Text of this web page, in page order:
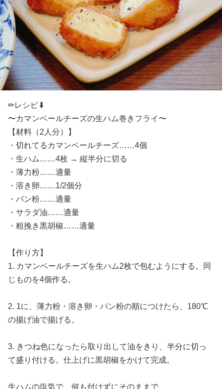
✏︎レシピ⬇︎
〜カマンベールチーズの生ハム巻きフライ〜
【材料（2人分）】
・切れてるカマンベールチーズ……4個
・生ハム……4枚 → 縦半分に切る
・薄力粉……適量
・溶き卵……1/2個分
・パン粉……適量
・サラダ油……適量
・粗挽き黒胡椒……適量
【作り方】
1. カマンベールチーズを生ハム2枚で包むようにする。同
じものを4個作る。
2. 1に、薄力粉・溶き卵・パン粉の順につけたら、180℃
の揚げ油で揚げる。
3. きつね色になったら取り出して油をきり、半分に切っ
て盛り付ける。仕上げに黒胡椒をかけて完成。
生ハムの塩気で、何も付けずにそのままで